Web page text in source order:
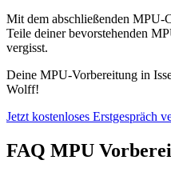
Mit dem abschließenden MPU-
Teile deiner bevorstehenden
vergisst.
Deine MPU-Vorbereitung in
Wolff!
Jetzt kostenloses Erstgespräch
FAQ MPU